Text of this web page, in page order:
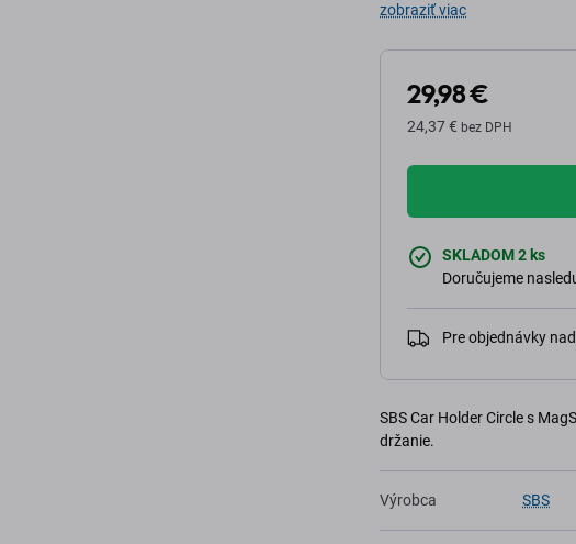
zobraziť viac
29,98 €
24,37 € bez DPH
SKLADOM 2 ks
Doručujeme
Pre objednávky
SBS Car Holder Circle s
držanie.
Výrobca SBS